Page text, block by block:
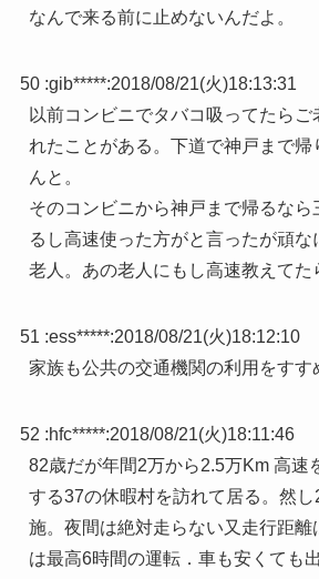
なんで来る前に止めないんだよ。
50 :gib*****:2018/08/21(火)18:13:31
以前コンビニでタバコ吸ってたらご
れたことがある。下道で神戸まで帰
んと。
そのコンビニから神戸まで帰るな
るし高速使った方がと言ったが頑な
老人。あの老人にもし高速教えてた
51 :ess*****:2018/08/21(火)18:12:10
家族も公共の交通機関の利用をすす
52 :hfc*****:2018/08/21(火)18:11:46
82歳だが年間2万から2.5万Km 高速
する37の休暇村を訪れて居る。然
施。夜間は絶対走らない又走行距離
は最高6時間の運転．車も安くても